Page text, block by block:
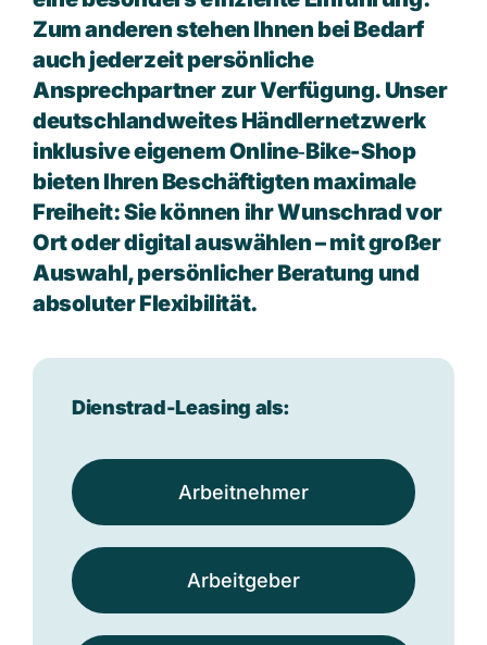
Zum anderen stehen Ihnen bei Bedarf
auch jederzeit persönliche
Ansprechpartner zur Verfügung. Unser
deutschlandweites Händlernetzwerk
inklusive eigenem Online‑Bike-Shop
bieten Ihren Beschäftigten maximale
Freiheit: Sie können ihr Wunschrad vor
Ort oder digital auswählen – mit großer
Auswahl, persönlicher Beratung und
absoluter Flexibilität.
Dienstrad-Leasing als:
Arbeit­nehmer
Arbeit­geber